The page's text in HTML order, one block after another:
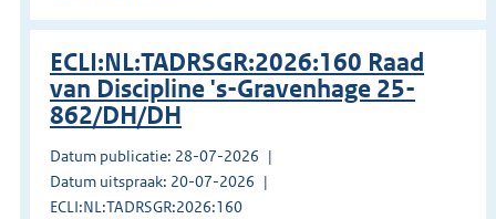
ECLI:NL:TADRSGR:2026:160 Raad
van Discipline 's-Gravenhage 25-
862/DH/DH
Datum publicatie: 28-07-2026
Datum uitspraak: 20-07-2026
ECLI:NL:TADRSGR:2026:160